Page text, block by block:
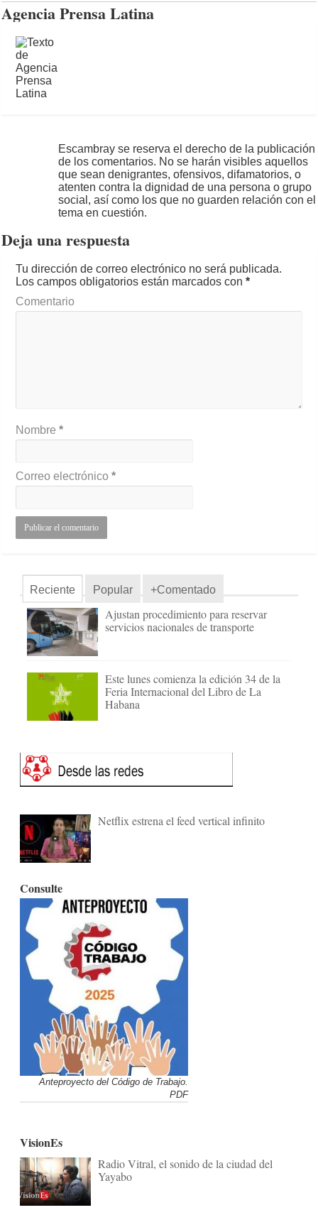
Agencia Prensa Latina
Escambray se reserva el derecho de la publicación
de los comentarios. No se harán visibles aquellos
que sean denigrantes, ofensivos, difamatorios, o
atenten contra la dignidad de una persona o grupo
social, así como los que no guarden relación con el
tema en cuestión.
Deja una respuesta
Tu dirección de correo electrónico no será publicada.
Los campos obligatorios están marcados con*
Comentario
Nombre*
Correo electrónico*
Reciente Popular +Comentado
Ajustan procedimiento para reservar
servicios nacionales de transporte
Este lunes comienza la edición 34 de la
Feria Internacional del Libro de La
Habana
Netflix estrena el feed vertical infinito
Consulte
Anteproyecto del Código de Trabajo.
PDF
VisionEs
Radio Vitral, el sonido de la ciudad del
Yayabo